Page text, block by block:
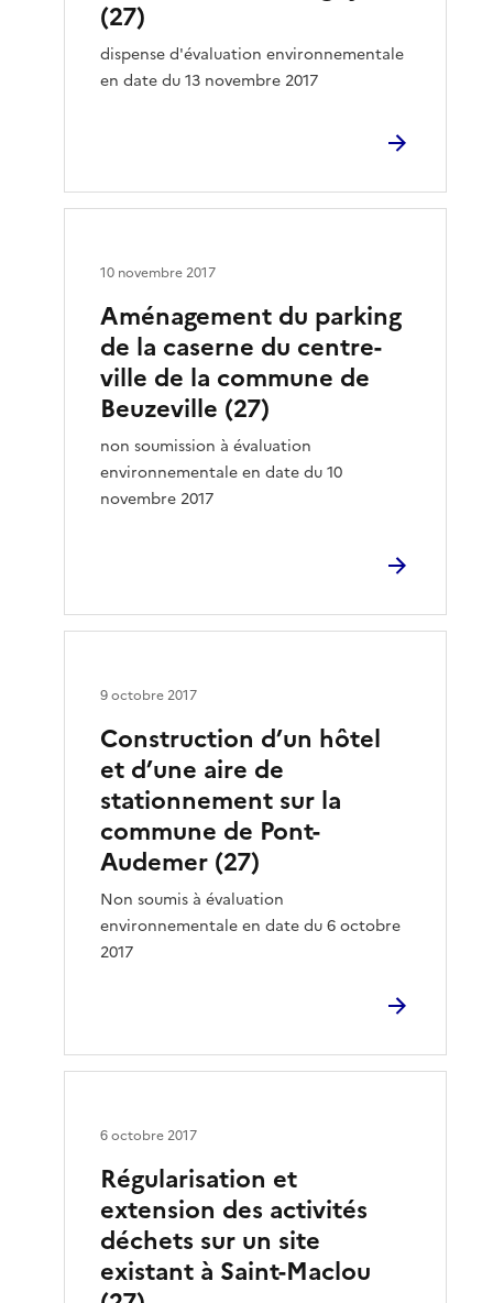
(27)
dispense d'évaluation environnementale
en date du 13 novembre 2017
Aménagement du parking
de la caserne du centre-
ville de la commune de
Beuzeville (27)
non soumission à évaluation
environnementale en date du 10
novembre 2017
10 novembre 2017
Construction d’un hôtel
et d’une aire de
stationnement sur la
commune de Pont-
Audemer (27)
Non soumis à évaluation
environnementale en date du 6 octobre
2017
9 octobre 2017
Régularisation et
extension des activités
déchets sur un site
existant à Saint-Maclou
6 octobre 2017